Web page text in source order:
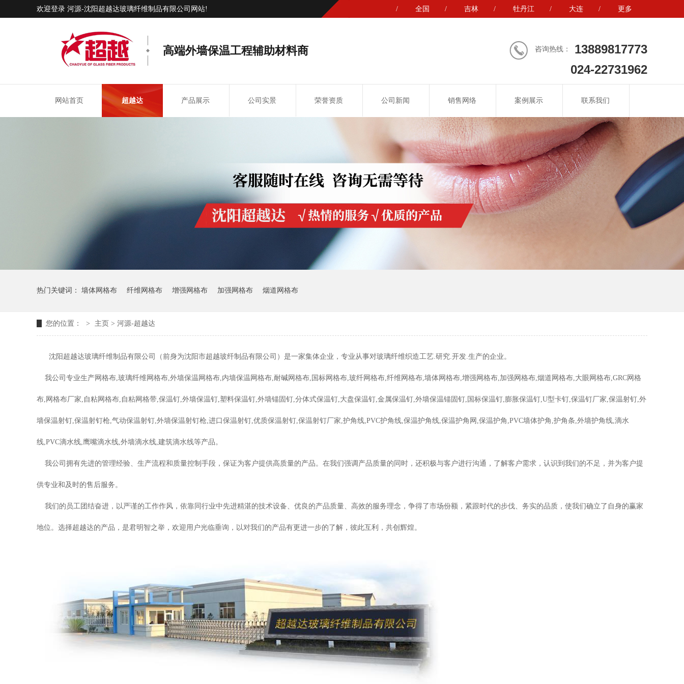
/ 全国 / 吉林 / 牡丹江 / 大连 / 更多
欢迎登录 河源-沈阳超越达玻璃纤维制品有限公司网站!
咨询热线：
13889817773
024-22731962
高端外墙保温工程辅助材料商
网站首页 超越达 产品展示 公司实景 荣誉资质 公司新闻 销售网络 案例展示 联系我们
热门关键词： 墙体网格布 纤维网格布 增强网格布 加强网格布 烟道网格布
您的位置： > 主页 > 河源-超越达
沈阳超越达玻璃纤维制品有限公司（前身为沈阳市超越玻纤制品有限公司）是一家集体企业，专业从事对玻璃纤维织造工艺.研究.开发.生产的企业。
我公司专业生产网格布,玻璃纤维网格布,外墙保温网格布,内墙保温网格布,耐碱网格布,国标网格布,玻纤网格布,纤维网格布,墙体网格布,增强网格布,加强网格布,烟道网格布,大眼网格布,GRC网格
布,网格布厂家,自粘网格布,自粘网格带,保温钉,外墙保温钉,塑料保温钉,外墙锚固钉,分体式保温钉,大盘保温钉,金属保温钉,外墙保温锚固钉,国标保温钉,膨胀保温钉,U型卡钉,保温钉厂家,保温射钉,外
墙保温射钉,保温射钉枪,气动保温射钉,外墙保温射钉枪,进口保温射钉,优质保温射钉,保温射钉厂家,护角线,PVC护角线,保温护角线,保温护角网,保温护角,PVC墙体护角,护角条,外墙护角线,滴水
线,PVC滴水线,鹰嘴滴水线,外墙滴水线,建筑滴水线等产品。
我公司拥有先进的管理经验、生产流程和质量控制手段，保证为客户提供高质量的产品。在我们强调产品质量的同时，还积极与客户进行沟通，了解客户需求，认识到我们的不足，并为客户提
供专业和及时的售后服务。
我们的员工团结奋进，以严谨的工作作风，依靠同行业中先进精湛的技术设备、优良的产品质量、高效的服务理念，争得了市场份额，紧跟时代的步伐、务实的品质，使我们确立了自身的赢家
地位。选择超越达的产品，是君明智之举，欢迎用户光临垂询，以对我们的产品有更进一步的了解，彼此互利，共创辉煌。